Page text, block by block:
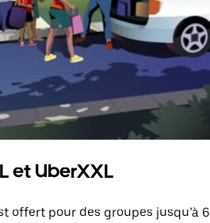
et UberXXL
offert pour des groupes jusqu’à 6